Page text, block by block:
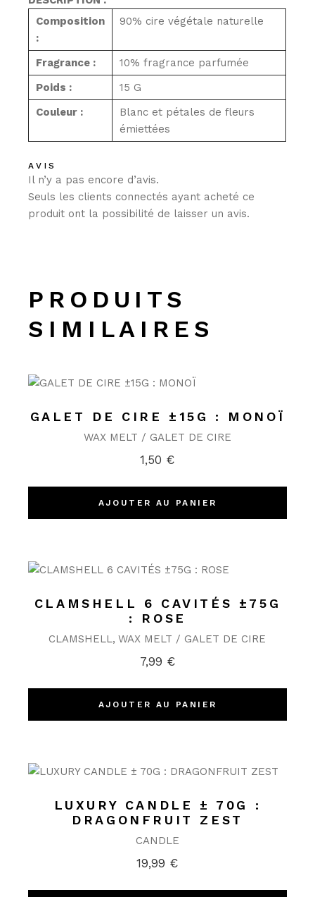
Composition
:
90% cire végétale naturelle
Fragrance :
10% fragrance parfumée
Poids :
15 G
Couleur :
Blanc et pétales de fleurs
émiettées
AVIS
Il n’y a pas encore d’avis.
Seuls les clients connectés ayant acheté ce
produit ont la possibilité de laisser un avis.
PRODUITS
SIMILAIRES
GALET DE CIRE ±15G : MONOÏ
WAX MELT / GALET DE CIRE
1,50 €
AJOUTER AU PANIER
CLAMSHELL 6 CAVITÉS ±75G
: ROSE
CLAMSHELL WAX MELT / GALET DE CIRE
7,99 €
AJOUTER AU PANIER
LUXURY CANDLE ± 70G :
DRAGONFRUIT ZEST
CANDLE
19,99 €